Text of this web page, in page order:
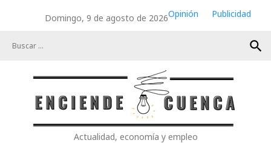
Domingo, 9 de agosto de 2026Opinión
Publicidad
search
Actualidad, economía y empleo